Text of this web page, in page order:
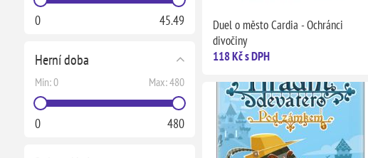
0 45.49
Herní doba
Min:0 Max:480
0 480
Duel o město Cardia - Ochránci
divočiny
118 Kč s DPH